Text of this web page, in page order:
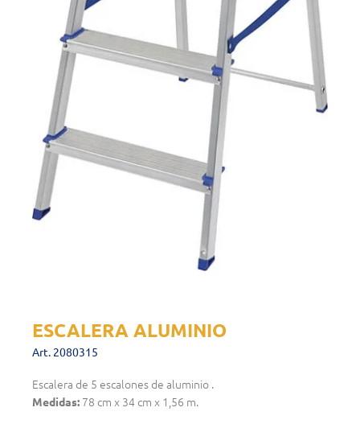
ESCALERA ALUMINIO
Art. 2080315
Escalera de 5 escalones de aluminio .
Medidas: 78 cm x 34 cm x 1,56 m.